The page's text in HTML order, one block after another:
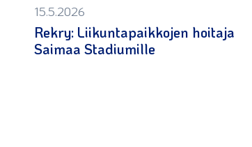
15.5.2026
Rekry: Liikuntapaikkojen hoitaja
Saimaa Stadiumille